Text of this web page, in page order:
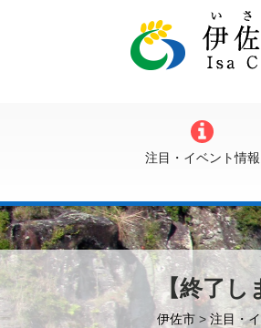
注目・イベント情報
【終了し
伊佐市 >注目・